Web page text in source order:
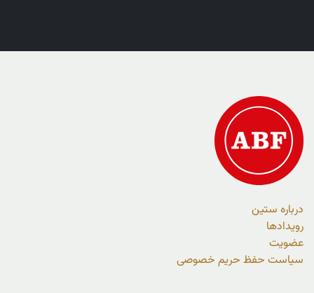
درباره ستین
رویدادها
عضویت
سیاست حفظ حریم خصوصی